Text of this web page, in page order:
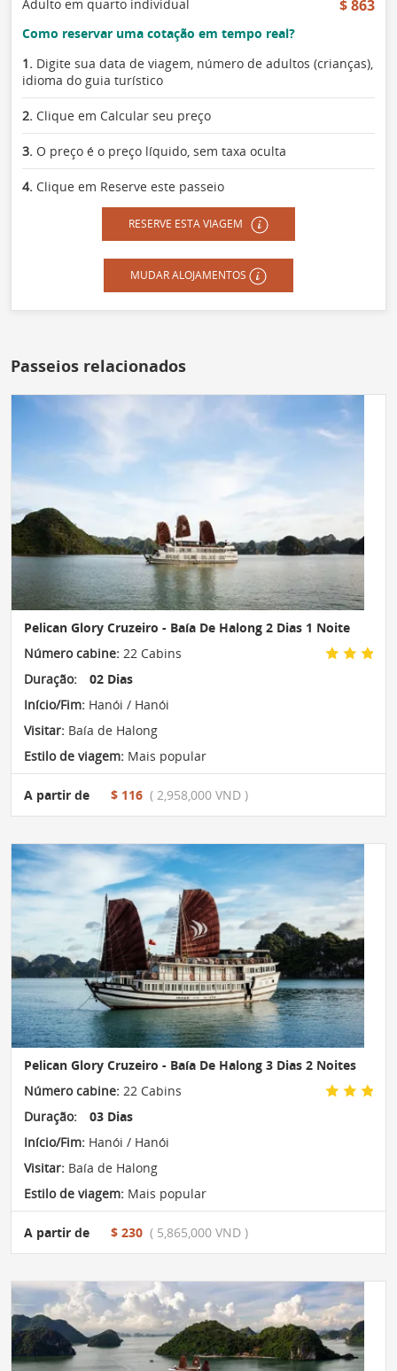
Adulto em quarto individual $ 863
Como reservar uma cotação em tempo real?
1. Digite sua data de viagem, número de adultos (crianças),
idioma do guia turístico
2. Clique em Calcular seu preço
3. O preço é o preço líquido, sem taxa oculta
4. Clique em Reserve este passeio
RESERVE ESTA VIAGEM
MUDAR ALOJAMENTOS
Passeios relacionados
Pelican Glory Cruzeiro - Baía De Halong 2 Dias 1 Noite
Número cabine: 22 Cabins
Duração:
02 Dias
Início/Fim: Hanói / Hanói
Visitar: Baía de Halong
Estilo de viagem: Mais popular
A partir de $ 116 ( 2,958,000 VND )
Pelican Glory Cruzeiro - Baía De Halong 3 Dias 2 Noites
Número cabine: 22 Cabins
Duração:
03 Dias
Início/Fim: Hanói / Hanói
Visitar: Baía de Halong
Estilo de viagem: Mais popular
A partir de $ 230 ( 5,865,000 VND )